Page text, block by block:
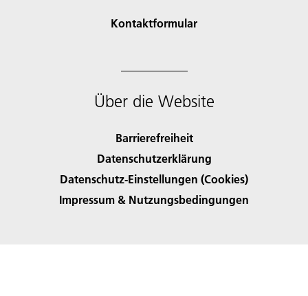
Kontaktformular
Über die Website
Barrierefreiheit
Datenschutzerklärung
Datenschutz-Einstellungen (Cookies)
Impressum & Nutzungsbedingungen